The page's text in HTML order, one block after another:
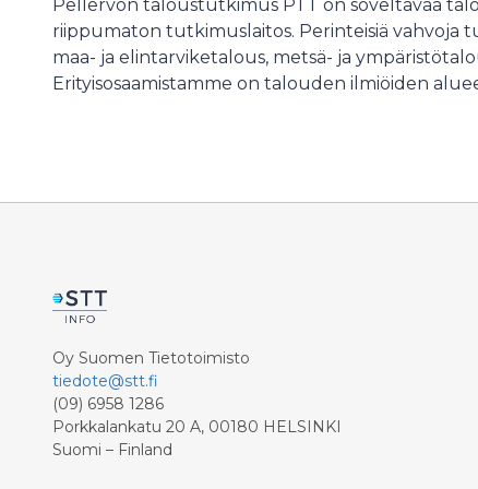
Pellervon taloustutkimus PTT on soveltavaa
riippumaton tutkimuslaitos. Perinteisiä vahvoja
maa- ja elintarviketalous, metsä- ja
Erityisosaamistamme on talouden ilmiöiden
Oy Suomen Tietotoimisto
tiedote@stt.fi
(09) 6958 1286
Porkkalankatu 20 A, 00180 HELSINKI
Suomi – Finland